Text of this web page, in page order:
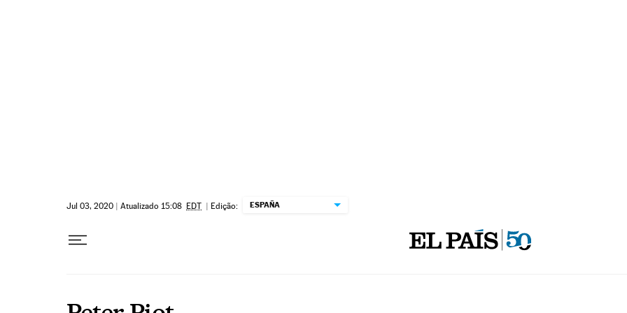
Jul 03, 2020 | Atualizado 15:08 EDT | Edição: ESPAÑA